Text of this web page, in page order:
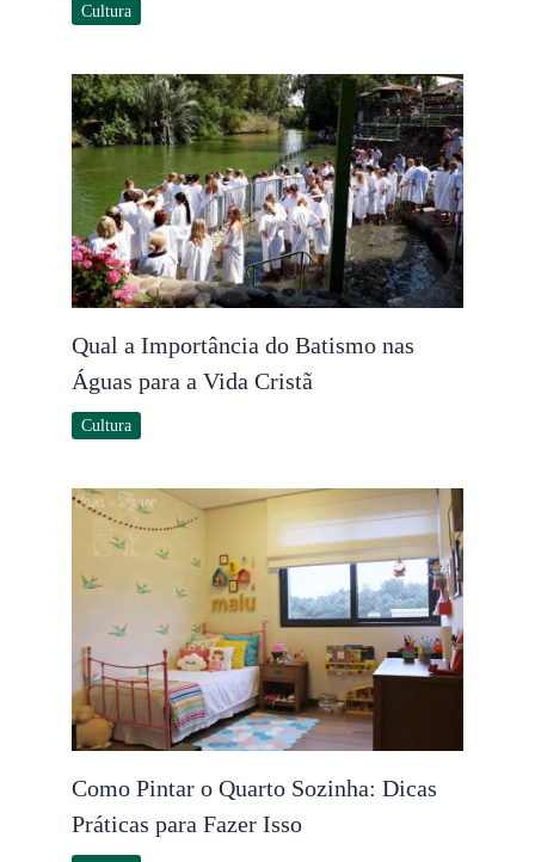
Cultura
Qual a Importância do Batismo nas
Águas para a Vida Cristã
Cultura
Como Pintar o Quarto Sozinha: Dicas
Práticas para Fazer Isso